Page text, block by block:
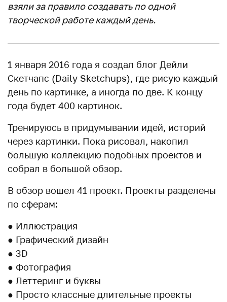
взяли за правило создавать по одной
творческой работе каждый день.
1 января 2016 года я создал блог Дейли
Скетчапс (Daily Sketchups), где рисую каждый
день по картинке, а иногда по две. К концу
года будет 400 картинок.
Тренируюсь в придумывании идей, историй
через картинки. Пока рисовал, накопил
большую коллекцию подобных проектов и
собрал в большой обзор.
В обзор вошел 41 проект. Проекты разделены
по сферам:
● Иллюстрация
● Графический дизайн
● 3D
● Фотография
● Леттеринг и буквы
● Просто классные длительные проекты